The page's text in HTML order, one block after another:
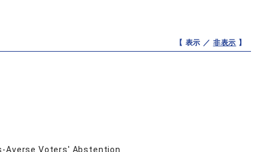
【 表示 ／ 非表示 】
Averse Voters' Abstention